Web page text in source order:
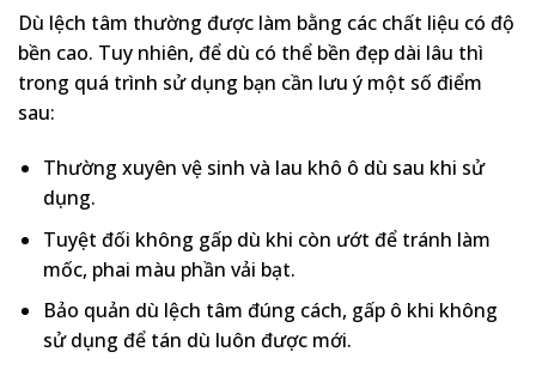
Dù lệch tâm thường được làm bằng các chất liệu có độ
bền cao. Tuy nhiên, để dù có thể bền đẹp dài lâu thì
trong quá trình sử dụng bạn cần lưu ý một số điểm
sau:
Thường xuyên vệ sinh và lau khô ô dù sau khi sử
dụng.
Tuyệt đối không gấp dù khi còn ướt để tránh làm
mốc, phai màu phần vải bạt.
Bảo quản dù lệch tâm đúng cách, gấp ô khi không
sử dụng để tán dù luôn được mới.